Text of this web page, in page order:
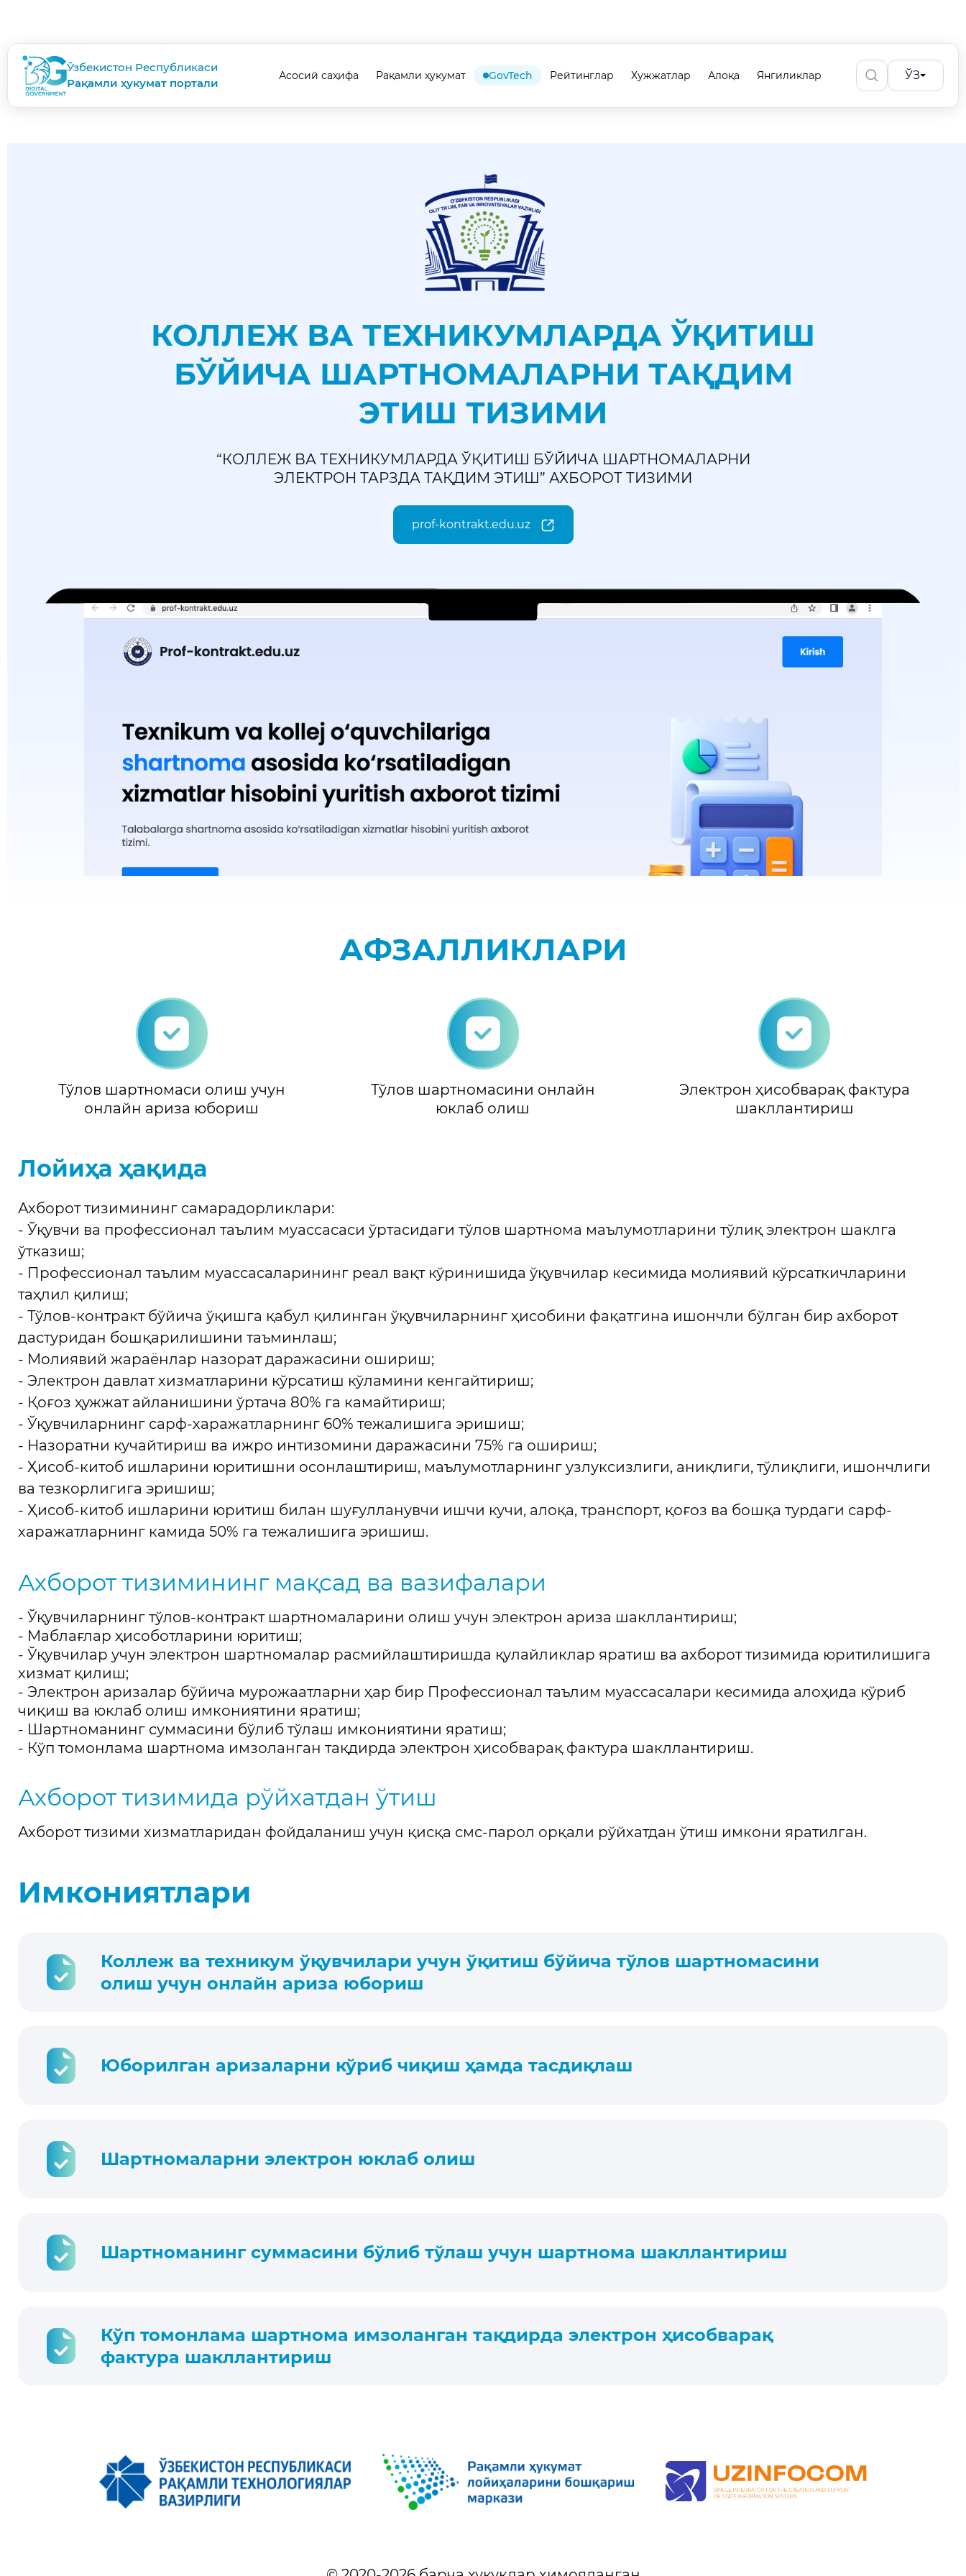
Ўзбекистон Республикаси
Рақамли ҳукумат портали
Асосий саҳифа Рақамли ҳукумат GovTech Рейтинглар Хужжатлар Алоқа Янгиликлар ЎЗ
КОЛЛЕЖ ВА ТЕХНИКУМЛАРДА ЎҚИТИШ
БЎЙИЧА ШАРТНОМАЛАРНИ ТАҚДИМ
ЭТИШ ТИЗИМИ
“КОЛЛЕЖ ВА ТЕХНИКУМЛАРДА ЎҚИТИШ БЎЙИЧА ШАРТНОМАЛАРНИ
ЭЛЕКТРОН ТАРЗДА ТАҚДИМ ЭТИШ” АХБОРОТ ТИЗИМИ
prof-kontrakt.edu.uz
АФЗАЛЛИКЛАРИ
Тўлов шартномаси олиш учун
онлайн ариза юбориш
Тўлов шартномасини онлайн
юклаб олиш
Электрон ҳисобварақ фактура
шакллантириш
Лойиҳа ҳақида
Ахборот тизимининг самарадорликлари:
- Ўқувчи ва профессионал таълим муассасаси ўртасидаги тўлов шартнома маълумотларини тўлиқ электрон шаклга
ўтказиш;
- Профессионал таълим муассасаларининг реал вақт кўринишида ўқувчилар кесимида молиявий кўрсаткичларини
таҳлил қилиш;
- Тўлов-контракт бўйича ўқишга қабул қилинган ўқувчиларнинг ҳисобини фақатгина ишончли бўлган бир ахборот
дастуридан бошқарилишини таъминлаш;
- Молиявий жараёнлар назорат даражасини ошириш;
- Электрон давлат хизматларини кўрсатиш кўламини кенгайтириш;
- Қоғоз ҳужжат айланишини ўртача 80% га камайтириш;
- Ўқувчиларнинг сарф-харажатларнинг 60% тежалишига эришиш;
- Назоратни кучайтириш ва ижро интизомини даражасини 75% га ошириш;
- Ҳисоб-китоб ишларини юритишни осонлаштириш, маълумотларнинг узлуксизлиги, аниқлиги, тўлиқлиги, ишончлиги
ва тезкорлигига эришиш;
- Ҳисоб-китоб ишларини юритиш билан шуғулланувчи ишчи кучи, алоқа, транспорт, қоғоз ва бошқа турдаги сарф-
харажатларнинг камида 50% га тежалишига эришиш.
Ахборот тизимининг мақсад ва вазифалари
- Ўқувчиларнинг тўлов-контракт шартномаларини олиш учун электрон ариза шакллантириш;
- Маблағлар ҳисоботларини юритиш;
- Ўқувчилар учун электрон шартномалар расмийлаштиришда қулайликлар яратиш ва ахборот тизимида юритилишига
хизмат қилиш;
- Электрон аризалар бўйича мурожаатларни ҳар бир Профессионал таълим муассасалари кесимида алоҳида кўриб
чиқиш ва юклаб олиш имкониятини яратиш;
- Шартноманинг суммасини бўлиб тўлаш имкониятини яратиш;
- Кўп томонлама шартнома имзоланган тақдирда электрон ҳисобварақ фактура шакллантириш.
Ахборот тизимида рўйхатдан ўтиш
Ахборот тизими хизматларидан фойдаланиш учун қисқа смс-парол орқали рўйхатдан ўтиш имкони яратилган.
Имкониятлари
Коллеж ва техникум ўқувчилари учун ўқитиш бўйича тўлов шартномасини
олиш учун онлайн ариза юбориш
Юборилган аризаларни кўриб чиқиш ҳамда тасдиқлаш
Шартномаларни электрон юклаб олиш
Шартноманинг суммасини бўлиб тўлаш учун шартнома шакллантириш
Кўп томонлама шартнома имзоланган тақдирда электрон ҳисобварақ
фактура шакллантириш